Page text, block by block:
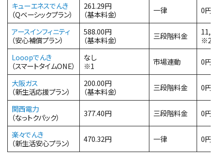
キューエネスでんき
（Qベーシックプラン）
261.29円
（基本料金）
一律 0円
アースインフィニティ
（安心補償プラン）
588.00円
（基本料金）
三段階料金
※2
Looopでんき
（スマートタイムONE）
なし
※1
市場連動 0円
大阪ガス
（新生活応援プラン）
200.00円
（基本料金）
三段階料金 0円
関西電力
（なっトクパック）
377.40円 三段階料金 0円
楽々でんき
（新生活安心プラン）
470.32円 一律 0円